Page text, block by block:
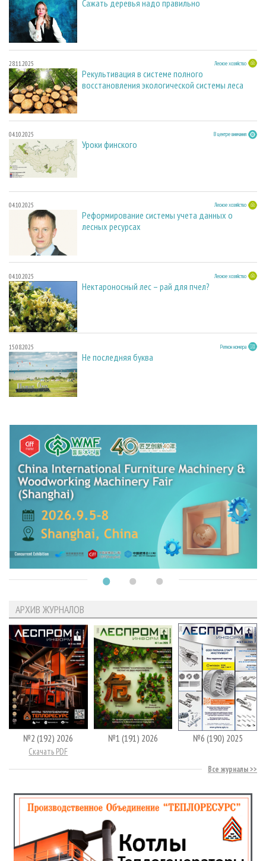
Сажать деревья надо правильно
28.11.2025 Лесное хозяйство
Рекультивация в системе полного
восстановления экологической системы леса
04.10.2025 В центре внимания
Уроки финского
04.10.2025 Лесное хозяйство
Реформирование системы учета данных о
лесных ресурсах
04.10.2025 Лесное хозяйство
Нектароносный лес – рай для пчел?
15.08.2025 Регион номера
Не последняя буква
АРХИВ ЖУРНАЛОВ
№2 (192) 2026
Скачать PDF
№1 (191) 2026 №6 (190) 2025
Все журналы